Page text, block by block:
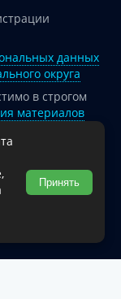
данных
округа
в строгом
материалов
ссылка
портал
округа.
Принять